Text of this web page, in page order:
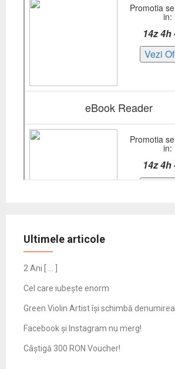
Ultimele articole
2 Ani [ … ]
Cel care iubește enorm
Green Violin Artist își schimbă denumirea
Facebook și Instagram nu merg!
Câștigă 300 RON Voucher!